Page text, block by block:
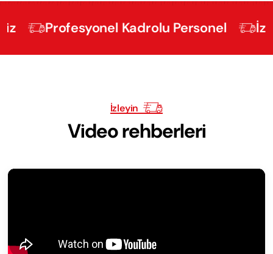
Profesyonel Kadrolu Personel İzmir
İzleyin
Video rehberleri